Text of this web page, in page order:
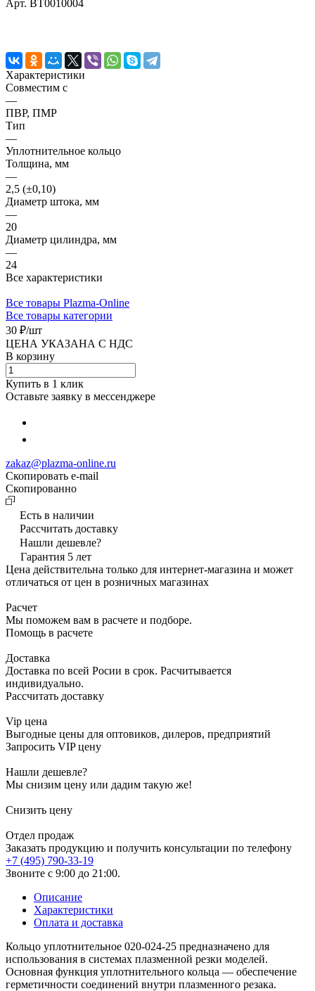
Арт. BT0010004
Характеристики
Совместим с
—
ПВР, ПМР
Тип
—
Уплотнительное кольцо
Толщина, мм
—
2,5 (±0,10)
Диаметр штока, мм
—
20
Диаметр цилиндра, мм
—
24
Все характеристики
Все товары Plazma-Online
Все товары категории
30 ₽/шт
ЦЕНА УКАЗАНА С НДС
В корзину
Купить в 1 клик
Оставьте заявку в мессенджере
zakaz@plazma-online.ru
Скопировать e-mail
Cкопированно
Есть в наличии
Рассчитать доставку
Нашли дешевле?
Гарантия 5 лет
Цена действительна только для интернет-магазина и может
отличаться от цен в розничных магазинах
Расчет
Мы поможем вам в расчете и подборе.
Помощь в расчете
Доставка
Доставка по всей Росии в срок. Расчитывается
индивидуально.
Рассчитать доставку
Vip цена
Выгодные цены для оптовиков, дилеров, предприятий
Запросить VIP цену
Нашли дешевле?
Мы снизим цену или дадим такую же!
Снизить цену
Отдел продаж
Заказать продукцию и получить консультации по телефону
+7 (495) 790-33-19
Звоните с 9:00 до 21:00.
Описание
Характеристики
Оплата и доставка
Кольцо уплотнительное 020-024-25 предназначено для
использования в системах плазменной резки моделей.
Основная функция уплотнительного кольца — обеспечение
герметичности соединений внутри плазменного резака.